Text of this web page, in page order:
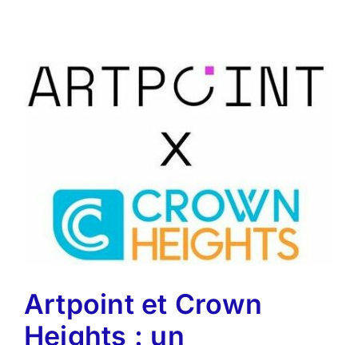
Artpoint et Crown
Heights : un